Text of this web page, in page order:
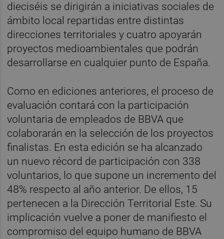
dieciséis se dirigirán a iniciativas sociales de
ámbito local repartidas entre distintas
direcciones territoriales y cuatro apoyarán
proyectos medioambientales que podrán
desarrollarse en cualquier punto de España.
Como en ediciones anteriores, el proceso de
evaluación contará con la participación
voluntaria de empleados de BBVA que
colaborarán en la selección de los proyectos
finalistas. En esta edición se ha alcanzado
un nuevo récord de participación con 338
voluntarios, lo que supone un incremento del
48% respecto al año anterior. De ellos, 15
pertenecen a la Dirección Territorial Este. Su
implicación vuelve a poner de manifiesto el
compromiso del equipo humano de BBVA